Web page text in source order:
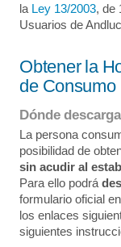
la Ley 13/2003, de
Usuarios de
Obtener la
de Consumo
Dónde
La persona
posibilidad de
sin acudir al
Para ello podrá
formulario oficial
los enlaces
siguientes